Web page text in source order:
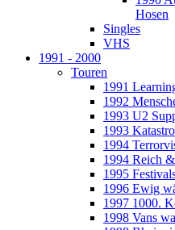
Hosen
Singles
VHS
1991 - 2000
Touren
1991
1992
1993 U2
1993
1994
1994 Reich
1995
1996 Ewig
1997 1000.
1998 Vans